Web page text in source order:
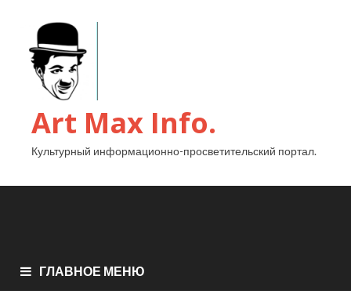
Art Max Info.
Культурный информационно-просветительский портал.
ГЛАВНОЕ МЕНЮ